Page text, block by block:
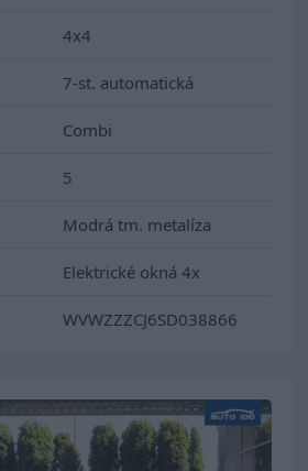
4x4
7-st. automatická
Combi
5
Modrá tm. metalíza
Elektrické okná 4x
WVWZZZCJ6SD038866